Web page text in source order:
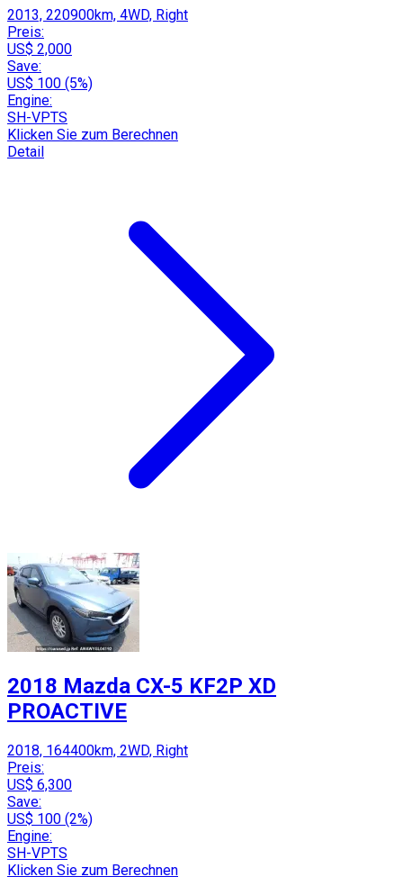
2013, 220900km, 4WD, Right
Preis:
US$ 2,000
Save:
US$ 100 (5%)
Engine:
SH-VPTS
Klicken Sie zum Berechnen
Detail
2018 Mazda CX-5 KF2P XD
PROACTIVE
2018, 164400km, 2WD, Right
Preis:
US$ 6,300
Save:
US$ 100 (2%)
Engine:
SH-VPTS
Klicken Sie zum Berechnen